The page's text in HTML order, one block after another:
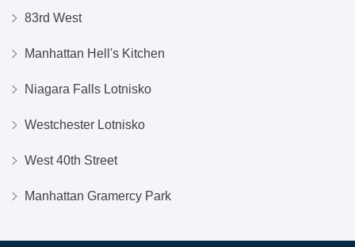
83rd West
Manhattan Hell's Kitchen
Niagara Falls Lotnisko
Westchester Lotnisko
West 40th Street
Manhattan Gramercy Park